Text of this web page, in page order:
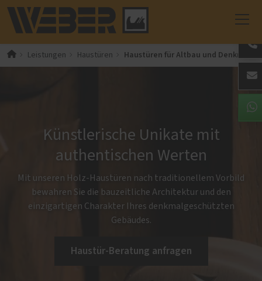
Leistungen Haustüren Haustüren für Altbau und Denkmal
Künstlerische Unikate mit
authentischen Werten
Mit unseren Holz-Haustüren nach traditionellem Vorbild
bewahren Sie die bauzeitliche Architektur und den
einzigartigen Charakter Ihres denkmalgeschützten
Gebäudes.
Haustür-Beratung anfragen